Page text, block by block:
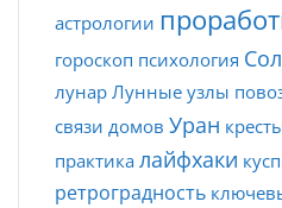
астрологии
гороскоп психология
лунар Лунные узлы
связи домов Уран
практика лайфхаки
ретроградность